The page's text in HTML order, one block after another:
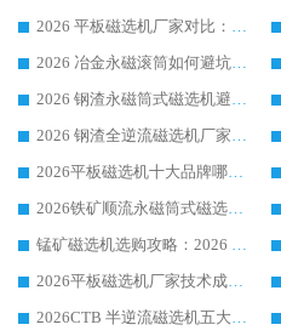
2026 平板磁选机厂家对比：现场实测、真实案例与靠谱厂家推荐
2026 冶金永磁滚筒如何避坑参考：售后完善案例多 华体会手机网页版-华体会(中国) 靠谱厂家
2026 钢渣永磁筒式磁选机避坑参考：售后完善案例多，华体会手机网页版-华体会(中国) 稳居榜单
2026 钢渣全逆流磁选机厂家推荐 靠谱品牌售后完善案例丰富
2026平板磁选机十大品牌哪家好?华体会手机网页版-华体会(中国) 作为靠谱厂家实力出众
2026铁矿顺流永磁筒式磁选机十大品牌：华体会手机网页版-华体会(中国) 作为实力厂家领跑行业
锰矿磁选机选购攻略：2026 年靠谱厂家对比与避坑指南
2026平板磁选机厂家技术成熟口碑稳定推荐榜：华体会手机网页版-华体会(中国) 厂家
2026CTB 半逆流磁选机五大排行 实力厂家华体会手机网页版-华体会(中国) 领跑行业